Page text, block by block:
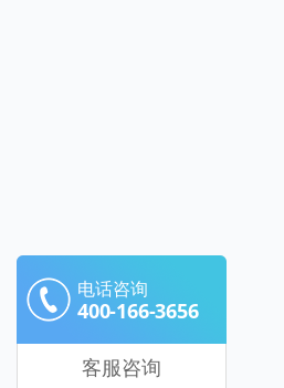
电话咨询
400-166-3656
客服咨询